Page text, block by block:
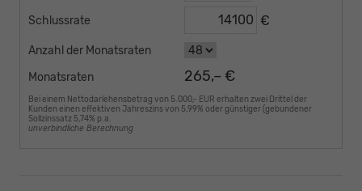
Schlussrate €
Anzahl der Monatsraten
Monatsraten
265,– €
Bei einem Nettodarlehensbetrag von 5.000,- EUR erhalten zwei Drittel der
Kunden einen effektiven Jahreszins von 5,99% oder günstiger (gebundener
Sollzinssatz 5,74% p.a.
unverbindliche Berechnung